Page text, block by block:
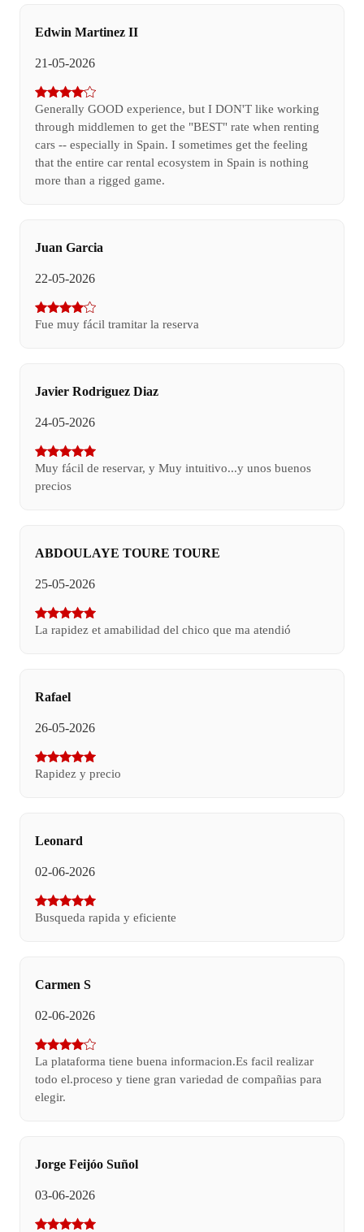
Edwin Martinez II
21-05-2026
Generally GOOD experience, but I DON'T like working
through middlemen to get the "BEST" rate when renting
cars -- especially in Spain. I sometimes get the feeling
that the entire car rental ecosystem in Spain is nothing
more than a rigged game.
Juan Garcia
22-05-2026
Fue muy fácil tramitar la reserva
Javier Rodriguez Diaz
24-05-2026
Muy fácil de reservar, y Muy intuitivo...y unos buenos
precios
ABDOULAYE TOURE TOURE
25-05-2026
La rapidez et amabilidad del chico que ma atendió
Rafael
26-05-2026
Rapidez y precio
Leonard
02-06-2026
Busqueda rapida y eficiente
Carmen S
02-06-2026
La plataforma tiene buena informacion.Es facil realizar
todo el.proceso y tiene gran variedad de compañias para
elegir.
Jorge Feijóo Suñol
03-06-2026